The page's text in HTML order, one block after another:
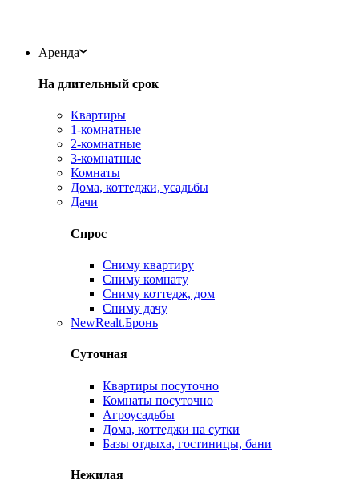
Аренда
На длительный срок
Квартиры
1-комнатные
2-комнатные
3-комнатные
Комнаты
Дома, коттеджи, усадьбы
Дачи
Спрос
Сниму квартиру
Сниму комнату
Сниму коттедж, дом
Сниму дачу
NewRealt.Бронь
Суточная
Квартиры посуточно
Комнаты посуточно
Агроусадьбы
Дома, коттеджи на сутки
Базы отдыха, гостиницы, бани
Нежилая